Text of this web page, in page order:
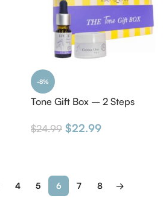
-8%
Tone Gift Box – 2 Steps
$24.99 $22.99
4 5 6 7 8 →